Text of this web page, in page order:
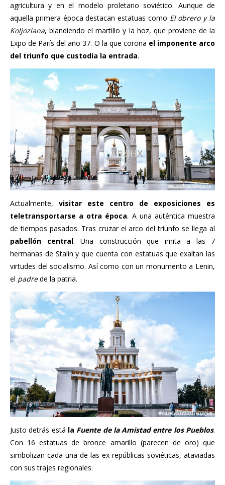
agricultura y en el modelo proletario soviético. Aunque de
aquella primera época destacan estatuas como El obrero y la
Koljoziana, blandiendo el martillo y la hoz, que proviene de la
Expo de París del año 37. O la que corona el imponente arco
del triunfo que custodia la entrada.
Actualmente, visitar este centro de exposiciones es
teletransportarse a otra época. A una auténtica muestra
de tiempos pasados. Tras cruzar el arco del triunfo se llega al
pabellón central. Una construcción que imita a las 7
hermanas de Stalin y que cuenta con estatuas que exaltan las
virtudes del socialismo. Así como con un monumento a Lenin,
el padrede la patria.
Justo detrás está la Fuente de la Amistad entre los Pueblos.
Con 16 estatuas de bronce amarillo (parecen de oro) que
simbolizan cada una de las ex repúblicas soviéticas, ataviadas
con sus trajes regionales.